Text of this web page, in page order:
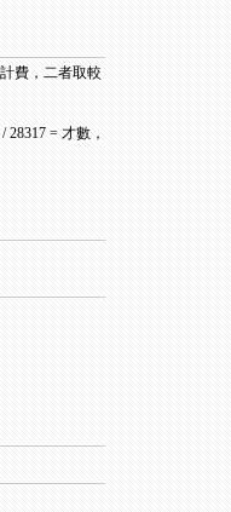
費，二者取較
= 才數，